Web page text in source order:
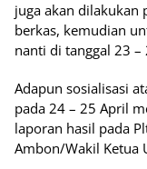
juga akan dilakukan
berkas, kemudian
nanti di tanggal 23
Adapun sosialisasi
pada 24 – 25 April
laporan hasil pada
Ambon/Wakil Ketua